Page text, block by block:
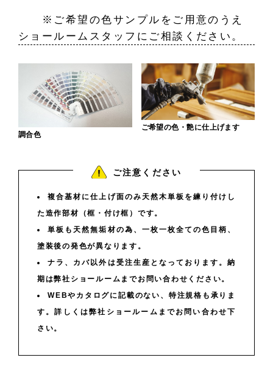
※ご希望の色サンプルをご用意のうえ
ショールームスタッフにご相談ください。
調合色
ご希望の色・艶に仕上げます
ご注意ください
複合基材に仕上げ面のみ天然木単板を練り付けし
た造作部材（框・付け框）です。
単板も天然無垢材の為、一枚一枚全ての色目柄、
塗装後の発色が異なります。
ナラ、カバ以外は受注生産となっております。納
期は弊社ショールームまでお問い合わせください。
WEBやカタログに記載のない、特注規格も承りま
す。詳しくは弊社ショールームまでお問い合わせ下
さい。